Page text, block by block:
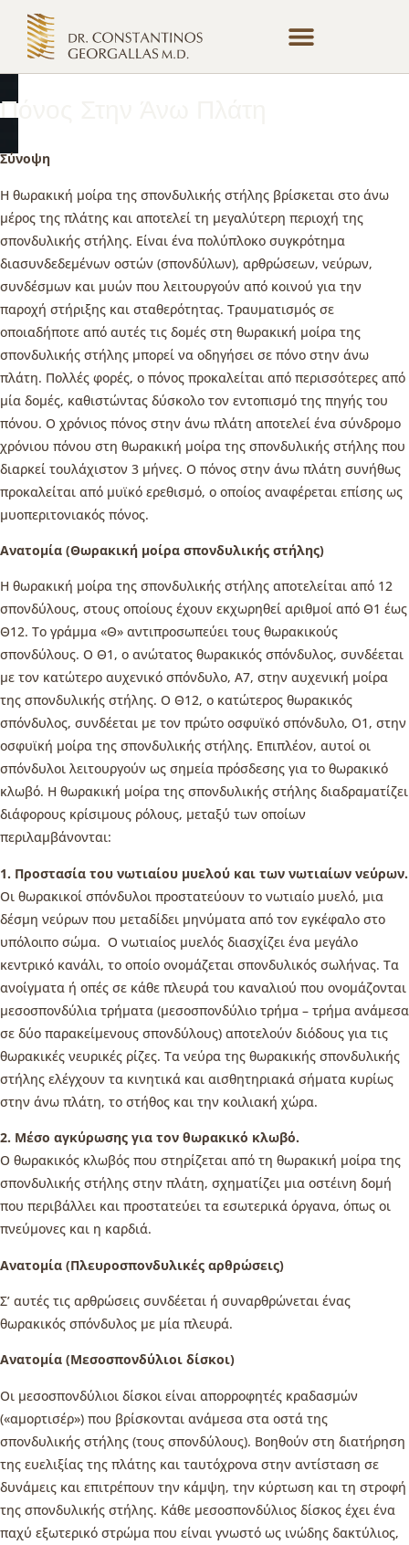
Πόνος Στην Άνω Πλάτη
Σύνοψη
Η θωρακική μοίρα της σπονδυλικής στήλης βρίσκεται στο άνω
μέρος της πλάτης και αποτελεί τη μεγαλύτερη περιοχή της
σπονδυλικής στήλης. Είναι ένα πολύπλοκο συγκρότημα
διασυνδεδεμένων οστών (σπονδύλων), αρθρώσεων, νεύρων,
συνδέσμων και μυών που λειτουργούν από κοινού για την
παροχή στήριξης και σταθερότητας. Τραυματισμός σε
οποιαδήποτε από αυτές τις δομές στη θωρακική μοίρα της
σπονδυλικής στήλης μπορεί να οδηγήσει σε πόνο στην άνω
πλάτη. Πολλές φορές, ο πόνος προκαλείται από περισσότερες από
μία δομές, καθιστώντας δύσκολο τον εντοπισμό της πηγής του
πόνου. Ο χρόνιος πόνος στην άνω πλάτη αποτελεί ένα σύνδρομο
χρόνιου πόνου στη θωρακική μοίρα της σπονδυλικής στήλης που
διαρκεί τουλάχιστον 3 μήνες. Ο πόνος στην άνω πλάτη συνήθως
προκαλείται από μυϊκό ερεθισμό, ο οποίος αναφέρεται επίσης ως
μυοπεριτονιακός πόνος.
Ανατομία (Θωρακική μοίρα σπονδυλικής στήλης)
Η θωρακική μοίρα της σπονδυλικής στήλης αποτελείται από 12
σπονδύλους, στους οποίους έχουν εκχωρηθεί αριθμοί από Θ1 έως
Θ12. Το γράμμα «Θ» αντιπροσωπεύει τους θωρακικούς
σπονδύλους. Ο Θ1, ο ανώτατος θωρακικός σπόνδυλος, συνδέεται
με τον κατώτερο αυχενικό σπόνδυλο, Α7, στην αυχενική μοίρα
της σπονδυλικής στήλης. Ο Θ12, ο κατώτερος θωρακικός
σπόνδυλος, συνδέεται με τον πρώτο οσφυϊκό σπόνδυλο, Ο1, στην
οσφυϊκή μοίρα της σπονδυλικής στήλης. Επιπλέον, αυτοί οι
σπόνδυλοι λειτουργούν ως σημεία πρόσδεσης για το θωρακικό
κλωβό. Η θωρακική μοίρα της σπονδυλικής στήλης διαδραματίζει
διάφορους κρίσιμους ρόλους, μεταξύ των οποίων
περιλαμβάνονται:
1. Προστασία του νωτιαίου μυελού και των νωτιαίων νεύρων.
Οι θωρακικοί σπόνδυλοι προστατεύουν το νωτιαίο μυελό, μια
δέσμη νεύρων που μεταδίδει μηνύματα από τον εγκέφαλο στο
υπόλοιπο σώμα. Ο νωτιαίος μυελός διασχίζει ένα μεγάλο
κεντρικό κανάλι, το οποίο ονομάζεται σπονδυλικός σωλήνας. Τα
ανοίγματα ή οπές σε κάθε πλευρά του καναλιού που ονομάζονται
μεσοσπονδύλια τρήματα (μεσοσπονδύλιο τρήμα – τρήμα ανάμεσα
σε δύο παρακείμενους σπονδύλους) αποτελούν διόδους για τις
θωρακικές νευρικές ρίζες. Τα νεύρα της θωρακικής σπονδυλικής
στήλης ελέγχουν τα κινητικά και αισθητηριακά σήματα κυρίως
στην άνω πλάτη, το στήθος και την κοιλιακή χώρα.
2. Μέσο αγκύρωσης για τον θωρακικό κλωβό.
Ο θωρακικός κλωβός που στηρίζεται από τη θωρακική μοίρα της
σπονδυλικής στήλης στην πλάτη, σχηματίζει μια οστέινη δομή
που περιβάλλει και προστατεύει τα εσωτερικά όργανα, όπως οι
πνεύμονες και η καρδιά.
Ανατομία (Πλευροσπονδυλικές αρθρώσεις)
Σ’ αυτές τις αρθρώσεις συνδέεται ή συναρθρώνεται ένας
θωρακικός σπόνδυλος με μία πλευρά.
Ανατομία (Μεσοσπονδύλιοι δίσκοι)
Οι μεσοσπονδύλιοι δίσκοι είναι απορροφητές κραδασμών
(«αμορτισέρ») που βρίσκονται ανάμεσα στα οστά της
σπονδυλικής στήλης (τους σπονδύλους). Βοηθούν στη διατήρηση
της ευελιξίας της πλάτης και ταυτόχρονα στην αντίσταση σε
δυνάμεις και επιτρέπουν την κάμψη, την κύρτωση και τη στροφή
της σπονδυλικής στήλης. Κάθε μεσοσπονδύλιος δίσκος έχει ένα
παχύ εξωτερικό στρώμα που είναι γνωστό ως ινώδης δακτύλιος,